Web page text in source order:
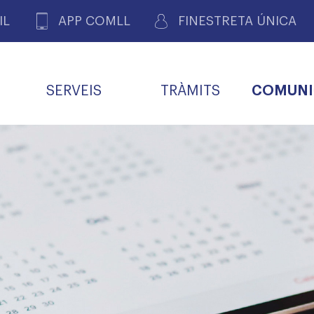
APP COMLL FINESTRETA ÚNICA
SERVEIS TRÀMITS
DE GOVERNI NOVES
BORSA DE FEINA
SERVEIS PER A LES
FAMÍLIES I LA LLAR
FARMACÈUTIQUES
R
COL·LEGIAT
TALONARIS
Metges
Assistència